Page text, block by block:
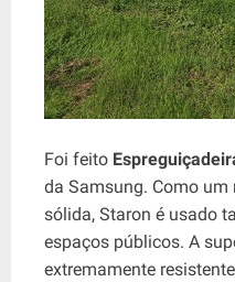
Foi feito
da Samsung. Como
sólida, Staron é usado
espaços públicos. A
extremamente